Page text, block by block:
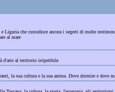
Liguria che custodisce ancora i segreti di molte
al mare
d'arte al territorio irripetibile
la sua cultura e la sua anima. Dove dormire e dove